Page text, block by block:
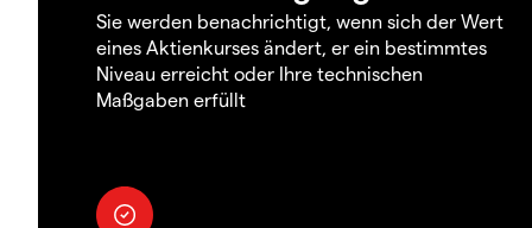
Sie werden benachrichtigt, wenn sich der Wert
eines Aktienkurses ändert, er ein bestimmtes
Niveau erreicht oder Ihre technischen
Maßgaben erfüllt